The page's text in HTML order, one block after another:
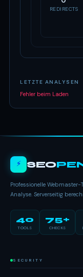
REDIRECTS
LETZTE ANALYSEN
Fehler beim Laden
⚡ SEO
Professionelle Webmaster-
Analyse. Serverseitig
40
TOOLS
75+
CHECKS
SECURITY